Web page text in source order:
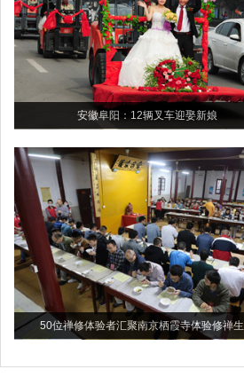
安徽阜阳：12辆叉车迎娶新娘
50位禅修体验者汇聚南京栖霞寺体验修禅